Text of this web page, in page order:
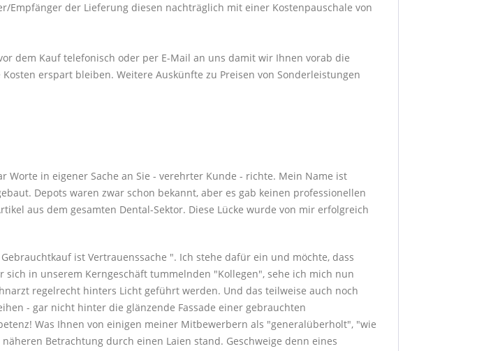
der Lieferung diesen nachträglich mit einer Kostenpauschale von
dem Kauf telefonisch oder per E-Mail an uns damit wir Ihnen vorab die
erspart bleiben. Weitere Auskünfte zu Preisen von Sonderleistungen
in eigener Sache an Sie - verehrter Kunde - richte. Mein Name ist
Depots waren zwar schon bekannt, aber es gab keinen professionellen
aus dem gesamten Dental-Sektor. Diese Lücke wurde von mir erfolgreich
ist Vertrauenssache ". Ich stehe dafür ein und möchte, dass
in unserem Kerngeschäft tummelnden "Kollegen", sehe ich mich nun
regelrecht hinters Licht geführt werden. Und das teilweise auch noch
- gar nicht hinter die glänzende Fassade einer gebrauchten
Was Ihnen von einigen meiner Mitbewerbern als "generalüberholt", "wie
Betrachtung durch einen Laien stand. Geschweige denn eines